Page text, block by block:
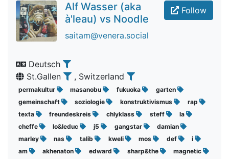
Follow
Alf Wasser (aka
à'leau) vs Noodle
saitam@venera.social
Deutsch
St.Gallen
, Switzerland
permakultur masanobu fukuoka
garten
gemeinschaft
soziologie konstruktivismus
rap
texta
freundeskreis chlyklass steff
la
cheffe
lo&leduc j5 gangstar
damian
marley
nas talib kweli mos def
i
am
akhenaton edward sharp&the
magnetic